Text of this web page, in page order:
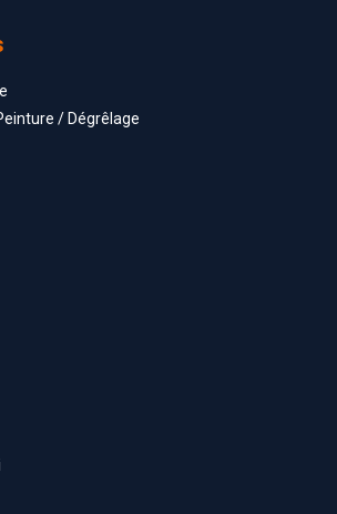
/ Dégrêlage